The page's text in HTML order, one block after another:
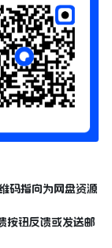
码指向为网盘资源
按钮反馈或发送邮